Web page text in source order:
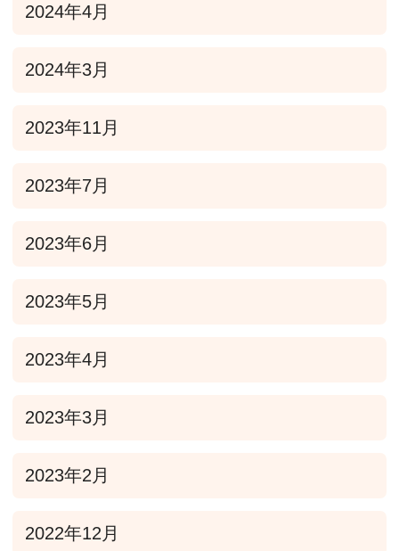
2024年4月
2024年3月
2023年11月
2023年7月
2023年6月
2023年5月
2023年4月
2023年3月
2023年2月
2022年12月